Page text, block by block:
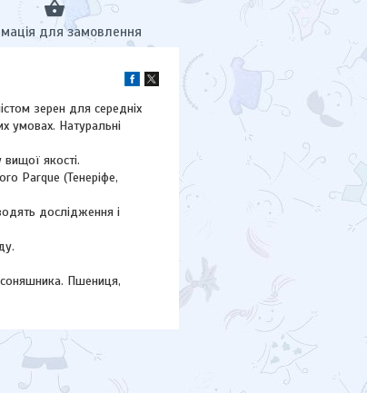
для замовлення
зерен для середніх
умовах. Натуральні
якості.
Parque (Тенеріфе,
дослідження і
соняшника. Пшениця,